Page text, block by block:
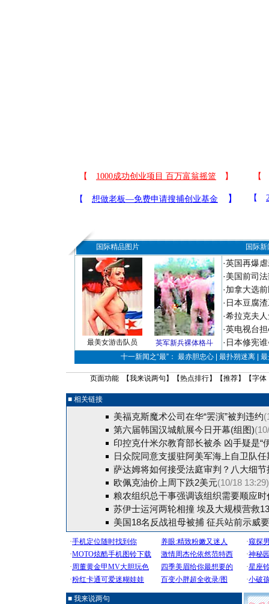
国际精品图片 国际
最美女游击队员 英军新兵裸体格斗
·英国再爆
·美国前司
·加拿大选
· 日本豆腐
·希拉克夫
·英电视台
· 日本修宪
十一新闻之“最”： 最赤胆忠心 | 最扑朔迷离 |
页面功能 【我来说两句 】【热点排行】【推荐】【字体
■ 相关链接
美福克斯魔术公司在华“罢演”被判违约
第六届韩国汉城航展今日开幕(组图)
印控克什米尔教育部长被杀 凶手疑是“
日众院同意支援驻阿美军海上自卫队
萨达姆将如何接受法庭审判？八大细节
欧佩克油价上周下跌2美元(10/18 13:29)
粮农组织总干事强调该组织需要顺应时
苏伊士运河两轮相撞 埃及大规模营救
美国18名反战祖母被捕 征兵站前示威
■ 我来说两句